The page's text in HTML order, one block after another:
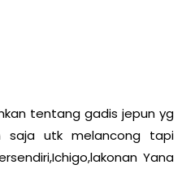
tentang gadis jepun yg
saja utk melancong tapi
Yana